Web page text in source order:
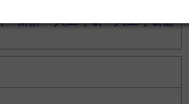
＞麻酔・人工呼吸＞人工呼吸器